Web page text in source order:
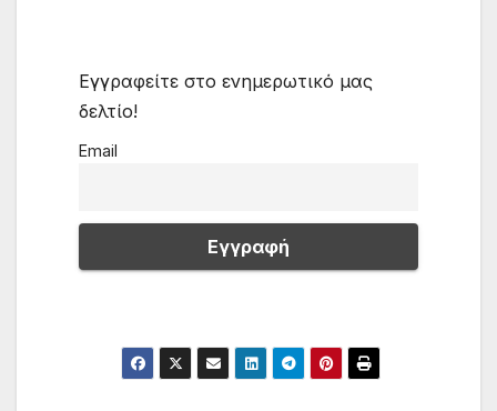
Εγγραφείτε στο ενημερωτικό μας
δελτίο!
Email